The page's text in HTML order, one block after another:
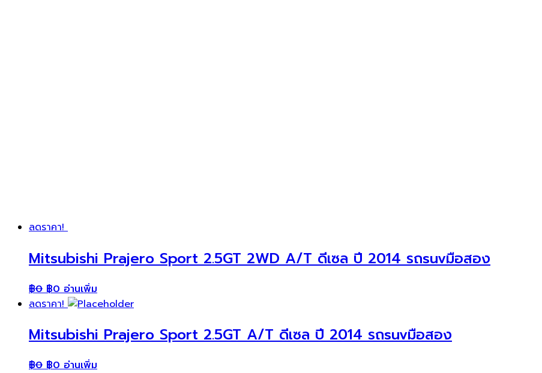
ลดราคา!
Mitsubishi Prajero Sport 2.5GT 2WD A/T ดีเซล ปี 2014 รถsuvมือสอง
฿0 ฿0 อ่านเพิ่ม
ลดราคา!
Mitsubishi Prajero Sport 2.5GT A/T ดีเซล ปี 2014 รถsuvมือสอง
฿0 ฿0 อ่านเพิ่ม